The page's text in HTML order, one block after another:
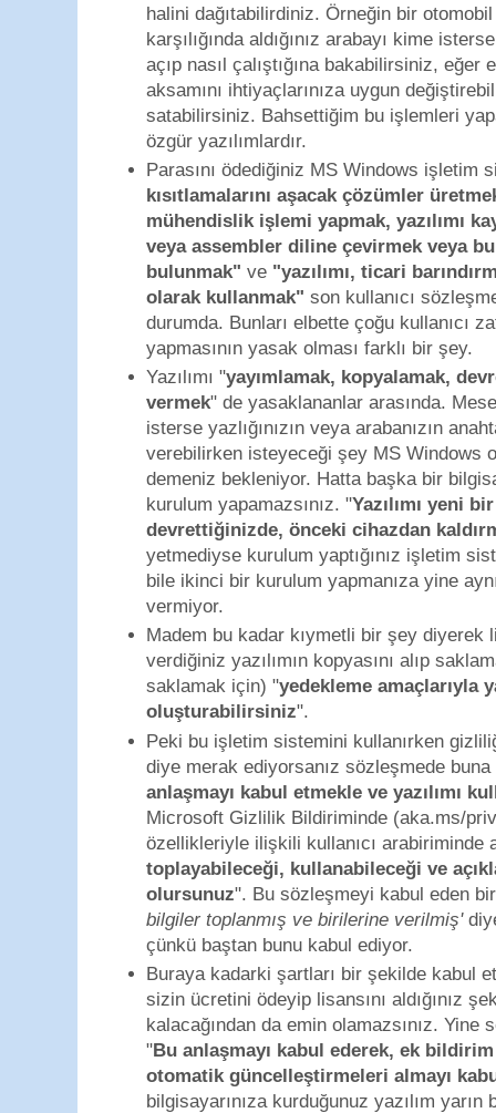
halini dağıtabilirdiniz. Örneğin bir
karşılığında aldığınız arabayı kime
açıp nasıl çalıştığına bakabilirsiniz,
aksamını ihtiyaçlarınıza uygun
satabilirsiniz. Bahsettiğim bu işlemleri
özgür yazılımlardır.
Parasını ödediğiniz MS Windows işletim
kısıtlamalarını aşacak çözümler
mühendislik işlemi yapmak, yazılımı
veya assembler diline çevirmek veya
bulunmak" ve "yazılımı, ticari
olarak kullanmak" son kullanıcı
durumda. Bunları elbette çoğu kullanıcı
yapmasının yasak olması farklı bir şey.
Yazılımı "yayımlamak, kopyalamak,
vermek" de yasaklananlar arasında.
isterse yazlığınızın veya arabanızın
verebilirken isteyeceği şey MS Windows
demeniz bekleniyor. Hatta başka bir
kurulum yapamazsınız. "Yazılımı yeni
devrettiğinizde, önceki cihazdan
yetmediyse kurulum yaptığınız işletim
bile ikinci bir kurulum yapmanıza yine
vermiyor.
Madem bu kadar kıymetli bir şey diyerek
verdiğiniz yazılımın kopyasını alıp
saklamak için) "yedekleme amaçlarıyla
oluşturabilirsiniz".
Peki bu işletim sistemini kullanırken
diye merak ediyorsanız sözleşmede
anlaşmayı kabul etmekle ve yazılımı
Microsoft Gizlilik Bildiriminde (aka.ms/
özellikleriyle ilişkili kullanıcı arabiriminde
toplayabileceği, kullanabileceği ve
olursunuz". Bu sözleşmeyi kabul eden
bilgiler toplanmış ve birilerine verilmiş'
çünkü baştan bunu kabul ediyor.
Buraya kadarki şartları bir şekilde kabul
sizin ücretini ödeyip lisansını aldığınız
kalacağından da emin olamazsınız. Yine
"Bu anlaşmayı kabul ederek, ek
otomatik güncelleştirmeleri almayı
bilgisayarınıza kurduğunuz yazılım